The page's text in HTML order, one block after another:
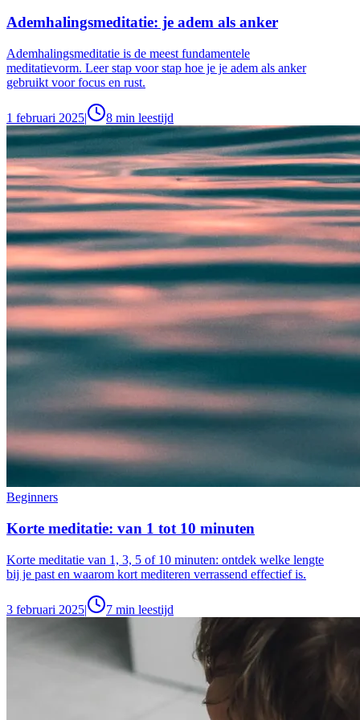
Ademhalingsmeditatie: je adem als anker
Ademhalingsmeditatie is de meest fundamentele
meditatievorm. Leer stap voor stap hoe je je adem als anker
gebruikt voor focus en rust.
1 februari 2025| 8 min leestijd
Beginners
Korte meditatie: van 1 tot 10 minuten
Korte meditatie van 1, 3, 5 of 10 minuten: ontdek welke lengte
bij je past en waarom kort mediteren verrassend effectief is.
3 februari 2025| 7 min leestijd